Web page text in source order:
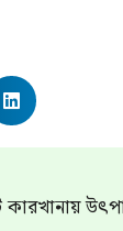
কারখানায়